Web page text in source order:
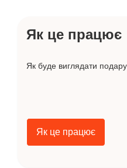
Як це працює
Як буде виглядати
Як це працює